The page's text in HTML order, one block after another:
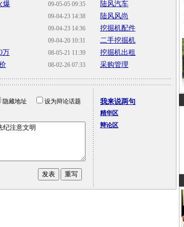
09-05-05 09:35
爆
09-04-23 14:38
09-04-23 14:36
09-04-20 10:31
08-05-21 11:39
万
08-02-26 07:33
陆风汽车
陆风风尚
挖掘机配件
二手挖掘机
挖掘机出租
采购管理
隐藏地址 设为辩论话题 我来说两句
精华区
辩论区